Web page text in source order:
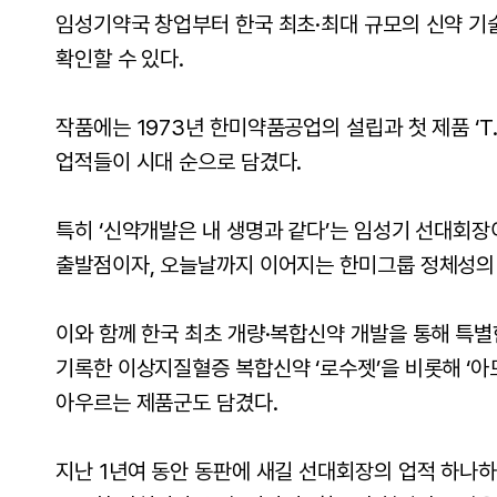
임성기약국 창업부터 한국 최초·최대 규모의 신약
확인할 수 있다.
작품에는 1973년 한미약품공업의 설립과 첫 제품
업적들이 시대 순으로 담겼다.
특히 ‘신약개발은 내 생명과 같다’는 임성기 선대회
출발점이자, 오늘날까지 이어지는 한미그룹 정체성
이와 함께 한국 최초 개량·복합신약 개발을 통해 특
기록한 이상지질혈증 복합신약 ‘로수젯’을 비롯해 ‘
아우르는 제품군도 담겼다.
지난 1년여 동안 동판에 새길 선대회장의 업적 하나